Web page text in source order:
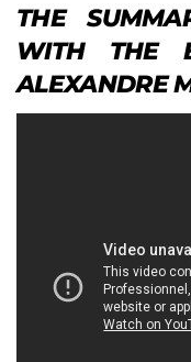
THE
WITH THE
ALEXANDRE